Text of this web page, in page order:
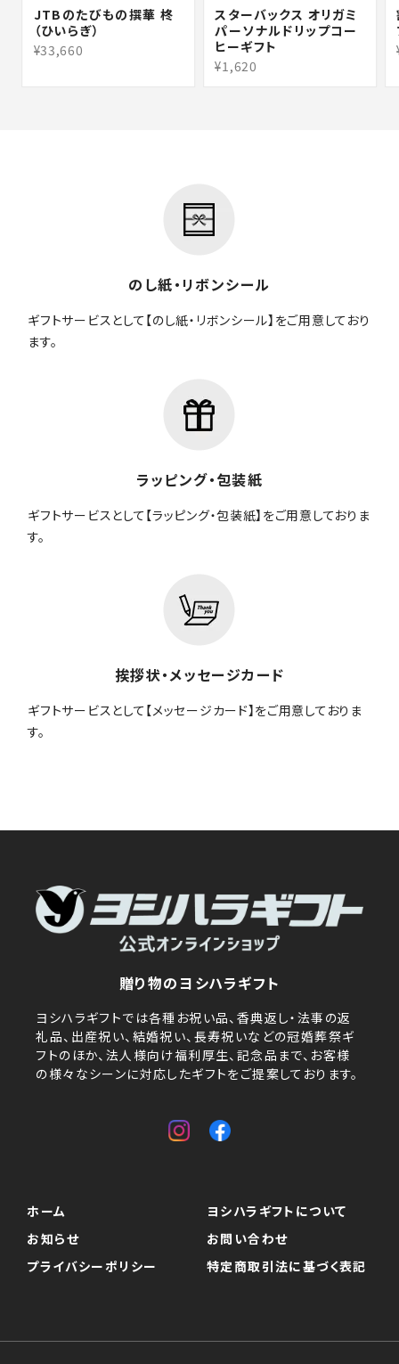
JTBのたびもの撰華 柊
（ひいらぎ）
¥33,660
スターバックス オリガミ
パーソナルドリップコー
ヒーギフト
¥1,620
のし紙・リボンシール
ギフトサービスとして【のし紙・リボンシール】をご用意しており
ます。
ラッピング・包装紙
ギフトサービスとして【ラッピング・包装紙】をご用意しておりま
す。
挨拶状・メッセージカード
ギフトサービスとして【メッセージカード】をご用意しておりま
す。
贈り物のヨシハラギフト
ヨシハラギフトでは各種お祝い品、香典返し・法事の返
礼品、出産祝い、結婚祝い、長寿祝いなどの冠婚葬祭ギ
フトのほか、法人様向け福利厚生、記念品まで、お客様
の様々なシーンに対応したギフトをご提案しております。
ホーム
ヨシハラギフトについて
お知らせ
お問い合わせ
プライバシーポリシー
特定商取引法に基づく表記